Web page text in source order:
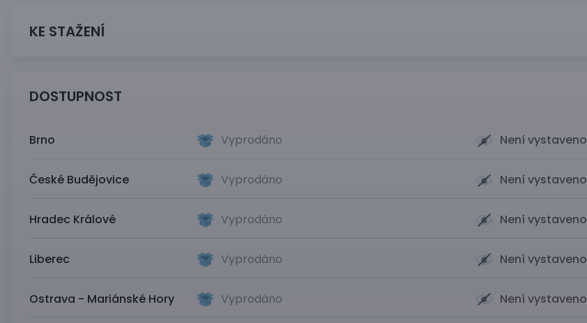
KE STAŽENÍ
DOSTUPNOST
Brno Vyprodáno Není vystaveno
České Budějovice Vyprodáno Není vystaveno
Hradec Králové Vyprodáno Není vystaveno
Liberec Vyprodáno Není vystaveno
Ostrava - Mariánské Hory Vyprodáno Není vystaveno